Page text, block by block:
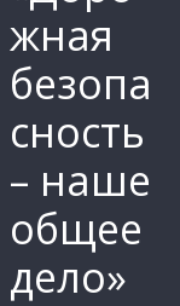
жная
безопа
сность
– наше
общее
дело»